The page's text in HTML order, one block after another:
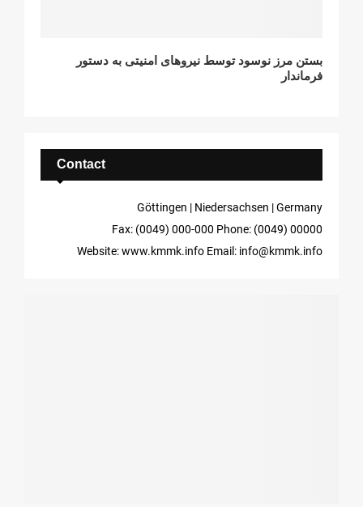
بستن مرز نوسود توسط نیروهای امنیتی به دستور
فرماندار
Contact
Göttingen | Niedersachsen | Germany
Phone: (0049) 00000
Fax: (0049) 000-000
Email: info@kmmk.info
Website: www.kmmk.info